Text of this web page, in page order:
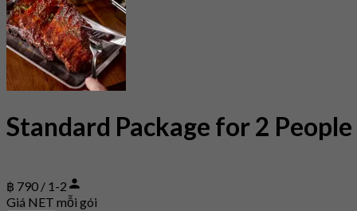
Standard Package for 2 People
฿ 790 / 1-2
Giá NET mỗi gói